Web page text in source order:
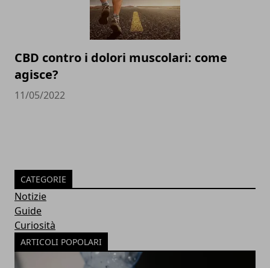
CBD contro i dolori muscolari: come
agisce?
11/05/2022
CATEGORIE
Notizie
Guide
Curiosità
ARTICOLI POPOLARI